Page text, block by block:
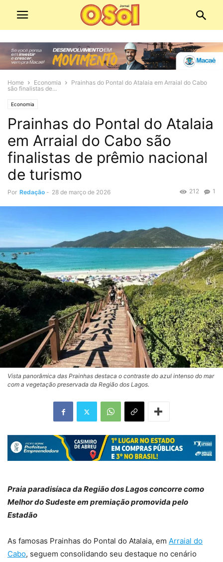
Home Economia
Prainhas do Pontal do Atalaia em Arraial do Cabo
são finalistas de...
Economia
Prainhas do Pontal do Atalaia
em Arraial do Cabo são
finalistas de prêmio nacional
de turismo
Por Redação - 28 de março de 2026 1
212
Vista panorâmica das Prainhas destaca o contraste do azul intenso do mar
com a vegetação preservada da Região dos Lagos.
Praia paradisíaca da Região dos Lagos concorre como
Melhor do Sudeste em premiação promovida pelo
Estadão
As famosas Prainhas do Pontal do Atalaia, em Arraial do
Cabo, seguem consolidando seu destaque no cenário